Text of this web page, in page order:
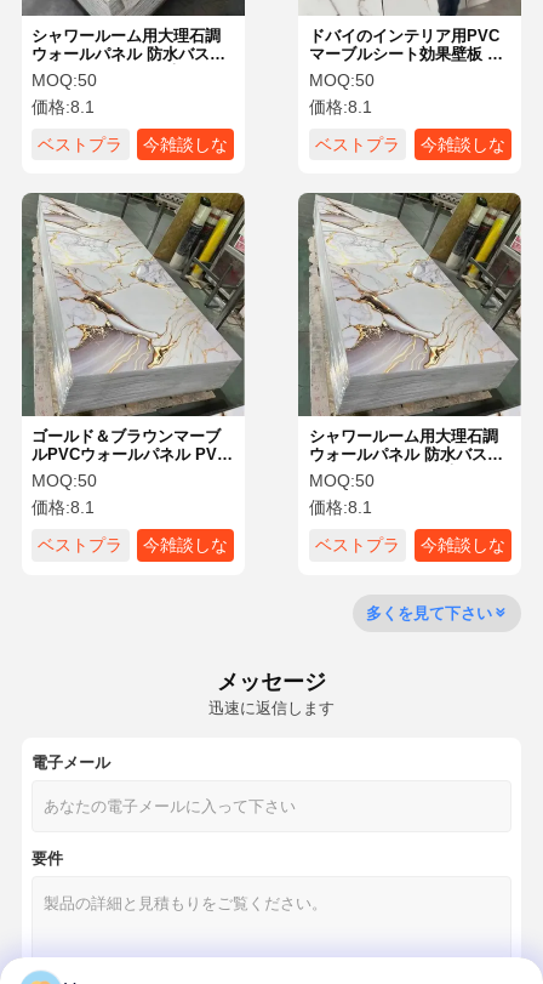
ホーム 製品 ビデオ VRショー
企業情報 会社案内 品質管理 お問い合わせ
すべての場合今雑談しなさ
い
装飾用PVC壁パネル
ドバイのインテリア用PVC
マーブルシート効果壁板 パ
ネル
MOQ:50
価格:8.1
ベストプラ
今雑談しな
シャワールーム用大理石調
ウォールパネル 防水バスル
ーム 3D UVボード 大理石シ
ート PVC UV 3Dパネル ウ
ォールパネル 大理石 PVC
MOQ:50
価格:8.1
ベストプラ
今雑談しな
シャワールーム用大理石調
ウォールパネル 防水バスル
ーム 3D UVボード 大理石シ
ート PVC UV 3Dパネル ウ
ォールパネル 大理石 PVC
MOQ:50
価格:8.1
ベストプラ
今雑談しな
ゴールド＆ブラウンマーブ
ルPVCウォールパネル PVC
ホワイトパネル ゴールド＆
ホワイトマーブルウォール
パネル
MOQ:50
価格:8.1
ベストプラ
今雑談しな
多くを見て下さい
メッセージ
迅速に返信します
電子メール
要件